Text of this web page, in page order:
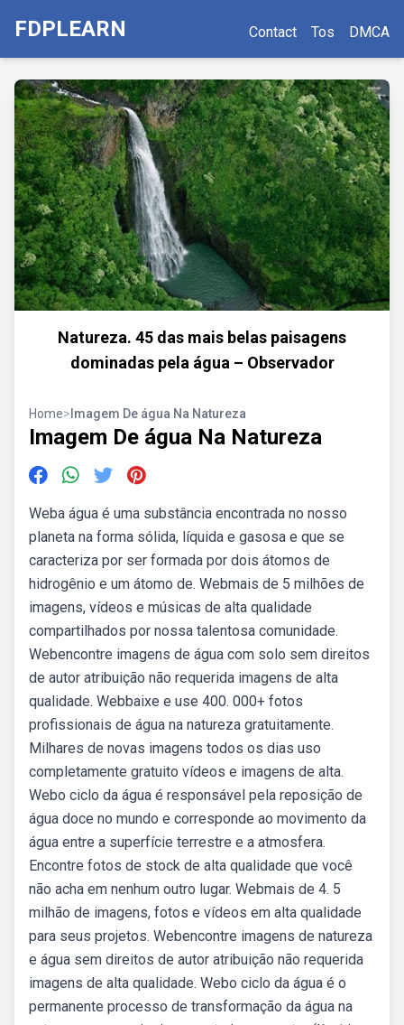
FDPLEARN Contact Tos DMCA
Natureza. 45 das mais belas paisagens
dominadas pela água – Observador
Home> Imagem De água Na Natureza
Imagem De água Na Natureza
Weba água é uma substância encontrada no nosso
planeta na forma sólida, líquida e gasosa e que se
caracteriza por ser formada por dois átomos de
hidrogênio e um átomo de. Webmais de 5 milhões de
imagens, vídeos e músicas de alta qualidade
compartilhados por nossa talentosa comunidade.
Webencontre imagens de água com solo sem direitos
de autor atribuição não requerida imagens de alta
qualidade. Webbaixe e use 400. 000+ fotos
profissionais de água na natureza gratuitamente.
Milhares de novas imagens todos os dias uso
completamente gratuito vídeos e imagens de alta.
Webo ciclo da água é responsável pela reposição de
água doce no mundo e corresponde ao movimento da
água entre a superfície terrestre e a atmosfera.
Encontre fotos de stock de alta qualidade que você
não acha em nenhum outro lugar. Webmais de 4. 5
milhão de imagens, fotos e vídeos em alta qualidade
para seus projetos. Webencontre imagens de natureza
e água sem direitos de autor atribuição não requerida
imagens de alta qualidade. Webo ciclo da água é o
permanente processo de transformação da água na